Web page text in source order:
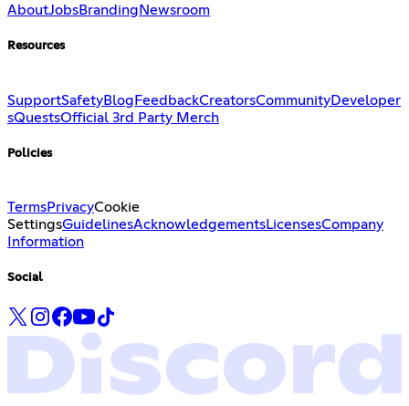
AboutJobsBranding Newsroom
Resources
SupportSafetyBlogFeedbackCreatorsCommunityDeveloper
sQuestsOfficial 3rd Party Merch
Policies
TermsPrivacyCookie
SettingsGuidelinesAcknowledgementsLicensesCompany
Information
Social